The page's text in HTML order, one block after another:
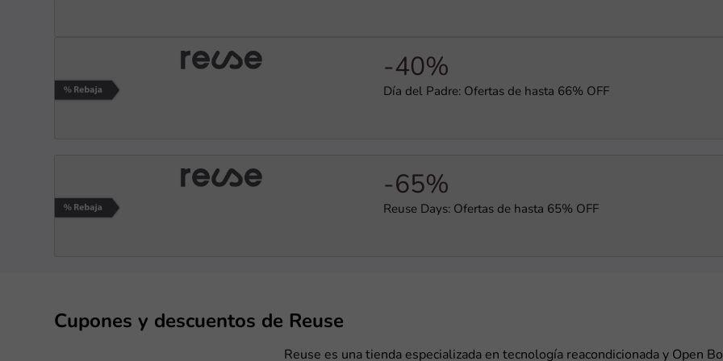
-40%
Día del Padre: Ofertas de hasta 66% OFF
-65%
Reuse Days: Ofertas de hasta 65% OFF
Cupones y descuentos de Reuse
Reuse es una tienda especializada en tecnología reacondicionada y Open